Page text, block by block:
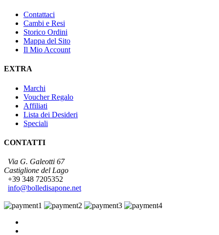
Contattaci
Cambi e Resi
Storico Ordini
Mappa del Sito
Il Mio Account
EXTRA
Marchi
Voucher Regalo
Affiliati
Lista dei Desideri
Speciali
CONTATTI
Via G. Galeotti 67
Castiglione del Lago
+39 348 7205352
info@bolledisapone.net